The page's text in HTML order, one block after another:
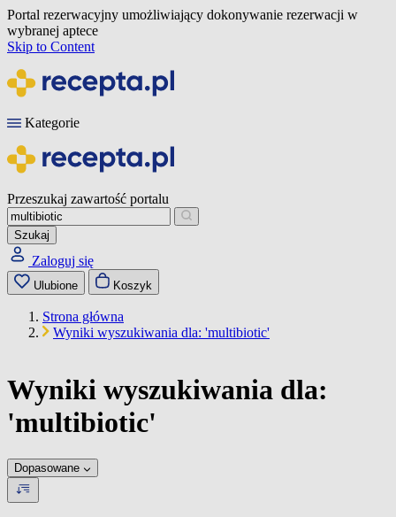
Portal rezerwacyjny umożliwiający dokonywanie rezerwacji w
wybranej aptece
Skip to Content
Kategorie
Przeszukaj zawartość portalu
Szukaj
Zaloguj się
Ulubione Koszyk
Strona główna
Wyniki wyszukiwania dla: 'multibiotic'
Wyniki wyszukiwania dla:
'multibiotic'
Dopasowane